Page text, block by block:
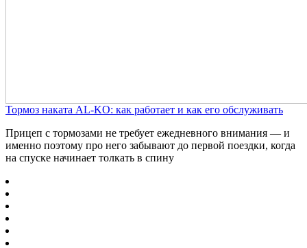
Тормоз наката AL-KO: как работает и как его обслуживать
Прицеп с тормозами не требует ежедневного внимания — и
именно поэтому про него забывают до первой поездки, когда
на спуске начинает толкать в спину